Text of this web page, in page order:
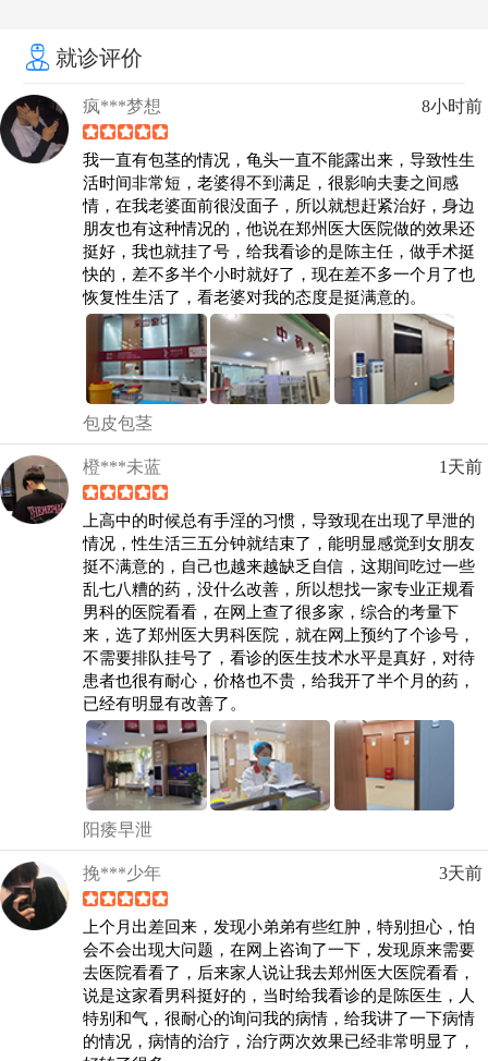
就诊评价
疯***梦想 8小时前
我一直有包茎的情况，龟头一直不能露出来，导致性生
活时间非常短，老婆得不到满足，很影响夫妻之间感
情，在我老婆面前很没面子，所以就想赶紧治好，身边
朋友也有这种情况的，他说在郑州医大医院做的效果还
挺好，我也就挂了号，给我看诊的是陈主任，做手术挺
快的，差不多半个小时就好了，现在差不多一个月了也
恢复性生活了，看老婆对我的态度是挺满意的。
包皮包茎
橙***未蓝 1天前
上高中的时候总有手淫的习惯，导致现在出现了早泄的
情况，性生活三五分钟就结束了，能明显感觉到女朋友
挺不满意的，自己也越来越缺乏自信，这期间吃过一些
乱七八糟的药，没什么改善，所以想找一家专业正规看
男科的医院看看，在网上查了很多家，综合的考量下
来，选了郑州医大男科医院，就在网上预约了个诊号，
不需要排队挂号了，看诊的医生技术水平是真好，对待
患者也很有耐心，价格也不贵，给我开了半个月的药，
已经有明显有改善了。
阳痿早泄
挽***少年 3天前
上个月出差回来，发现小弟弟有些红肿，特别担心，怕
会不会出现大问题，在网上咨询了一下，发现原来需要
去医院看看了，后来家人说让我去郑州医大医院看看，
说是这家看男科挺好的，当时给我看诊的是陈医生，人
特别和气，很耐心的询问我的病情，给我讲了一下病情
的情况，病情的治疗，治疗两次效果已经非常明显了，